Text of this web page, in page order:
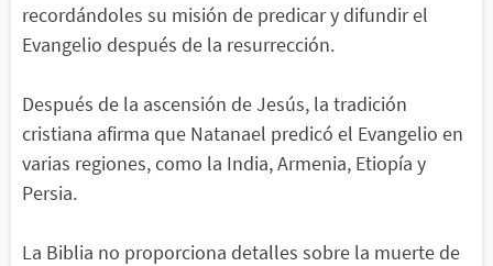
recordándoles su misión de predicar y difundir el
Evangelio después de la resurrección.
Después de la ascensión de Jesús, la tradición
cristiana afirma que Natanael predicó el Evangelio en
varias regiones, como la India, Armenia, Etiopía y
Persia.
La Biblia no proporciona detalles sobre la muerte de